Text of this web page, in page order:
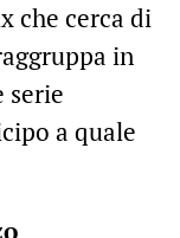
che cerca di
in
serie
a quale